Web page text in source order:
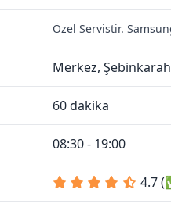
Özel Servistir.
Merkez,
60 dakika
08:30 - 19:00
4.7